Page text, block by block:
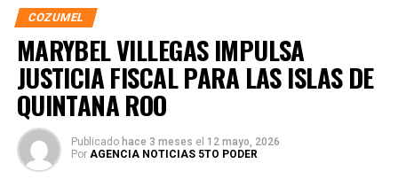
COZUMEL
MARYBEL VILLEGAS IMPULSA
JUSTICIA FISCAL PARA LAS ISLAS DE
QUINTANA ROO
Publicado hace 3 meses el 12 mayo, 2026
Por AGENCIA NOTICIAS 5TO PODER